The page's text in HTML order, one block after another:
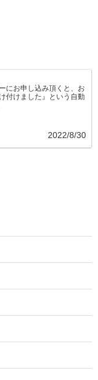
にお申し込み頂くと、お
付けました』という自動
2022/8/30